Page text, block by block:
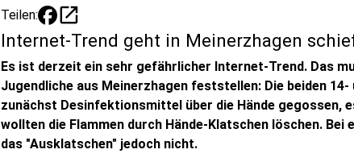
Teilen: open_in_new
Internet-Trend geht in Meinerzhagen
Es ist derzeit ein sehr gefährlicher Internet-Trend. Das
Jugendliche aus Meinerzhagen feststellen: Die beiden
zunächst Desinfektionsmittel über die Hände gegossen,
wollten die Flammen durch Hände-Klatschen löschen. Bei
das "Ausklatschen" jedoch nicht.